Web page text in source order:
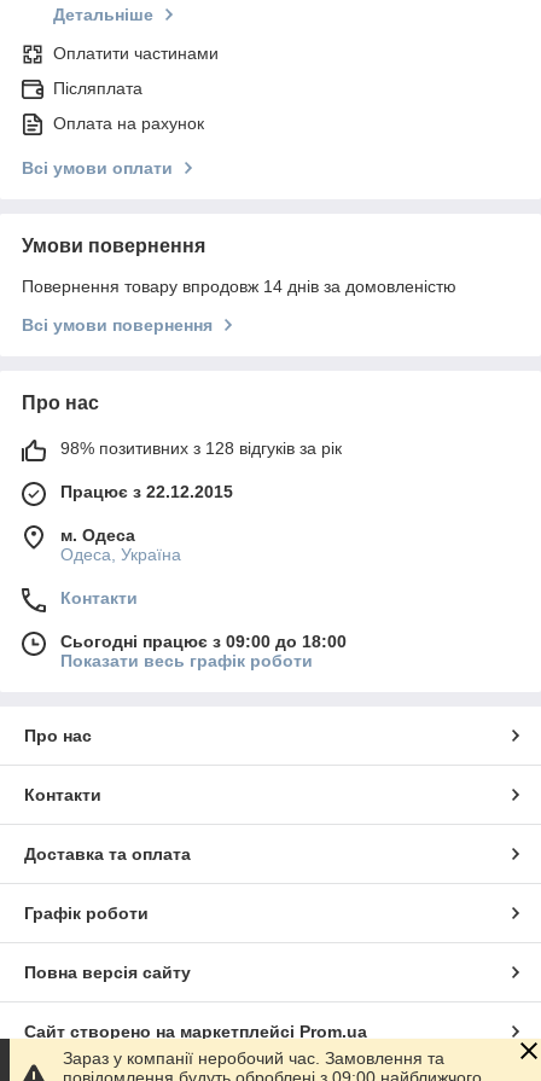
Детальніше
Оплатити частинами
Післяплата
Оплата на рахунок
Всі умови оплати
Умови повернення
Повернення товару впродовж 14 днів за домовленістю
Всі умови повернення
Про нас
98% позитивних з 128 відгуків за рік
Працює з 22.12.2015
м. Одеса
Одеса, Україна
Контакти
Сьогодні працює з 09:00 до 18:00
Показати весь графік роботи
Про нас
Контакти
Доставка та оплата
Графік роботи
Повна версія сайту
Сайт створено на маркетплейсі Prom.ua
Зараз у компанії неробочий час. Замовлення та